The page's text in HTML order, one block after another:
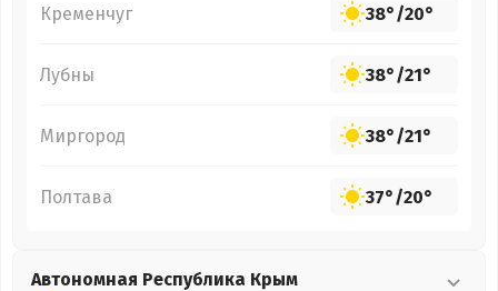
Кременчуг 38°/20°
Лубны 38°/21°
Миргород 38°/21°
Полтава 37°/20°
Автономная Республика Крым